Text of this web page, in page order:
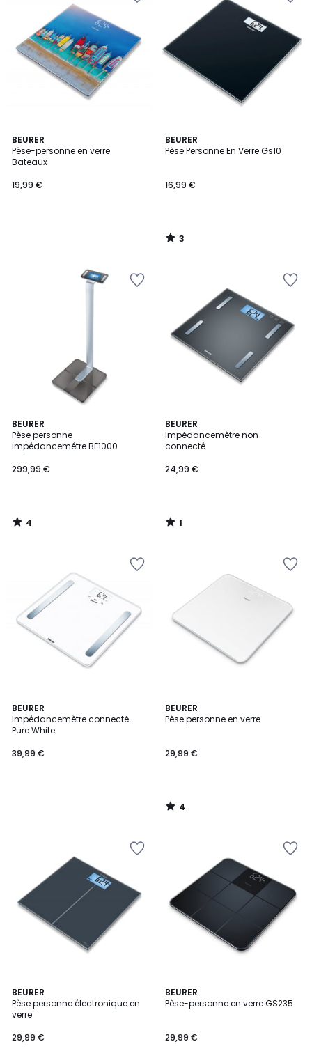
BEURER
Pèse-personne en verre
Bateaux
19,99 €
BEURER
Pèse Personne En Verre Gs10
16,99 €
3
/
3
/
BEURER
Pèse personne
impédancemétre BF1000
299,99 €
4
/
5
4
/
BEURER
Impédancemètre non
connecté
24,99 €
1
/
5
1
/
BEURER
Impédancemètre connecté
Pure White
39,99 €
BEURER
Pèse personne en verre
29,99 €
4
/
4
/
BEURER
Pèse personne électronique en
verre
29,99 €
BEURER
Pèse-personne en verre GS235
29,99 €
4,3
/ 5